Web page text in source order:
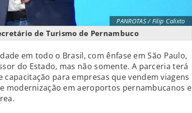
PANROTAS / Filip Calixto
de Turismo de Pernambuco
em todo o Brasil, com ênfase em São Paulo,
do Estado, mas não somente. A parceria terá
para empresas que vendem viagens
modernização em aeroportos pernambucanos e